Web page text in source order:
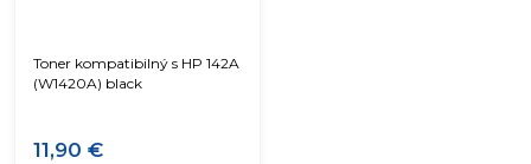
Toner kompatibilný s HP 142A
(W1420A) black
11,90 €